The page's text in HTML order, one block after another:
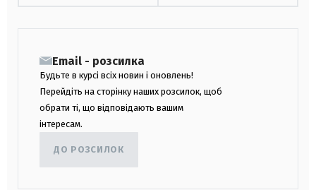
Email - розсилка
Будьте в курсі всіх новин і оновлень!
Перейдіть на сторінку наших розсилок, щоб
обрати ті, що відповідають вашим
інтересам.
ДО РОЗСИЛОК